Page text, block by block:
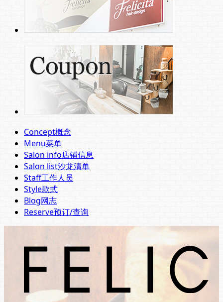
Concept概念
Menu菜单
Salon info店铺信息
Salon list沙龙清单
Staff工作人员
Style款式
Blog网志
Reserve预订/查询